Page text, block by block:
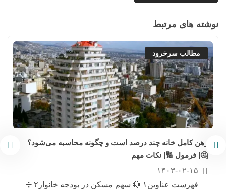
نوشته های مرتبط
مطالب سرخرود
رهن کامل خانه چند درصد است و چگونه محاسبه می‌شود؟
🤔| فرمول 🔢| نکات مهم
۱۴۰۳-۰۲-۱۵
فهرست عناوین۱ 💱 سهم مسکن در بودجه خانوار۲ ➗